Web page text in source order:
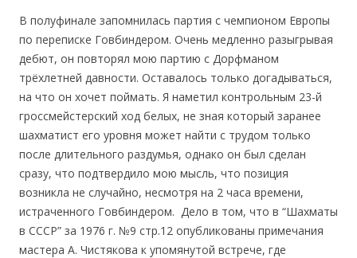
В полуфинале запомнилась партия с чемпионом Европы
по переписке Говбиндером. Очень медленно разыгрывая
дебют, он повторял мою партию с Дорфманом
трёхлетней давности. Оставалось только догадываться,
на что он хочет поймать. Я наметил контрольным 23-й
гроссмейстерский ход белых, не зная который заранее
шахматист его уровня может найти с трудом только
после длительного раздумья, однако он был сделан
сразу, что подтвердило мою мысль, что позиция
возникла не случайно, несмотря на 2 часа времени,
истраченного Говбиндером. Дело в том, что в “Шахматы
в СССР” за 1976 г. №9 стр.12 опубликованы примечания
мастера А. Чистякова к упомянутой встрече, где